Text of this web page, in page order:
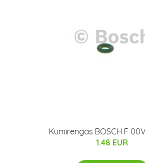
Kumirengas BOSCH F
1.48 EUR